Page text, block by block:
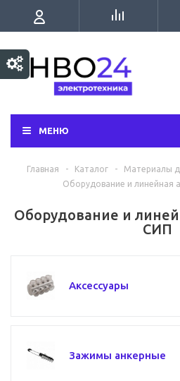
МЕНЮ
Главная - Каталог - Материалы
Оборудование и линейная
Оборудование и
СИП
Аксессуары
Зажимы анкерные